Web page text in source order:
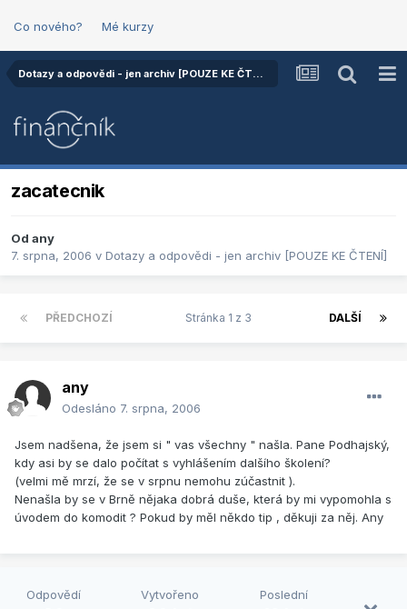
Co nového? Mé kurzy
Dotazy a odpovědi - jen archiv [POUZE KE ČTENÍ]
zacatecnik
Od any
7. srpna, 2006 v Dotazy a odpovědi - jen archiv [POUZE KE ČTENÍ]
PŘEDCHOZÍ DALŠÍ
Stránka 1 z 3
any
Odesláno 7. srpna, 2006
Jsem nadšena, že jsem si " vas všechny " našla. Pane Podhajský,
kdy asi by se dalo počítat s vyhlášením dalšího školení?
(velmi mě mrzí, že se v srpnu nemohu zúčastnit ).
Nenašla by se v Brně nějaka dobrá duše, která by mi vypomohla s
úvodem do komodit ? Pokud by měl někdo tip , děkuji za něj. Any
Odpovědí Vytvořeno Poslední